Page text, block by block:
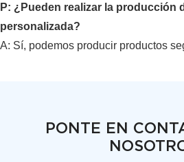
P: ¿Pueden realizar la producción
personalizada?
A: Sí, podemos producir productos
PONTE EN